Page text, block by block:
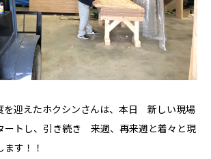
迎えたホクシンさんは、本日 新しい現場
ートし、引き続き 来週、再来週と着々と現
す！！